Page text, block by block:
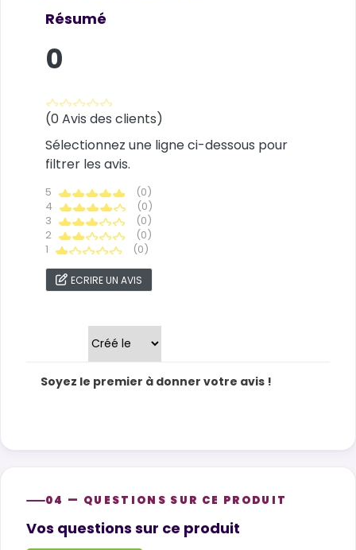
Résumé
0
(0 Avis des clients)
Sélectionnez une ligne ci-dessous pour
filtrer les avis.
5
(0)
4
(0)
3
(0)
2
(0)
1
(0)
ECRIRE UN AVIS
Soyez le premier à donner votre avis !
04 — QUESTIONS SUR CE PRODUIT
Product questions
Vos questions sur ce produit